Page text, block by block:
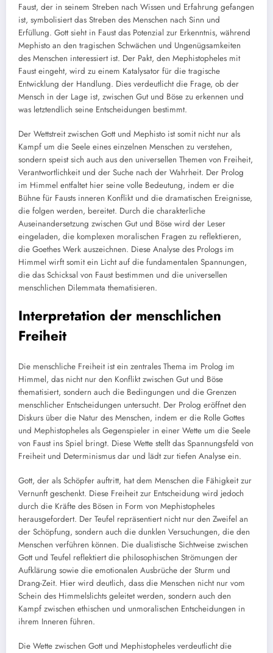
Faust, der in seinem Streben nach Wissen und Erfahrung gefangen
ist, symbolisiert das Streben des Menschen nach Sinn und
Erfüllung. Gott sieht in Faust das Potenzial zur Erkenntnis, während
Mephisto an den tragischen Schwächen und Ungenügsamkeiten
des Menschen interessiert ist. Der Pakt, den Mephistopheles mit
Faust eingeht, wird zu einem Katalysator für die tragische
Entwicklung der Handlung. Dies verdeutlicht die Frage, ob der
Mensch in der Lage ist, zwischen Gut und Böse zu erkennen und
was letztendlich seine Entscheidungen bestimmt.
Der Wettstreit zwischen Gott und Mephisto ist somit nicht nur als
Kampf um die Seele eines einzelnen Menschen zu verstehen,
sondern speist sich auch aus den universellen Themen von Freiheit,
Verantwortlichkeit und der Suche nach der Wahrheit. Der Prolog
im Himmel entfaltet hier seine volle Bedeutung, indem er die
Bühne für Fausts inneren Konflikt und die dramatischen Ereignisse,
die folgen werden, bereitet. Durch die charakterliche
Auseinandersetzung zwischen Gut und Böse wird der Leser
eingeladen, die komplexen moralischen Fragen zu reflektieren,
die Goethes Werk auszeichnen. Diese Analyse des Prologs im
Himmel wirft somit ein Licht auf die fundamentalen Spannungen,
die das Schicksal von Faust bestimmen und die universellen
menschlichen Dilemmata thematisieren.
Interpretation der menschlichen
Freiheit
Die menschliche Freiheit ist ein zentrales Thema im Prolog im
Himmel, das nicht nur den Konflikt zwischen Gut und Böse
thematisiert, sondern auch die Bedingungen und die Grenzen
menschlicher Entscheidungen untersucht. Der Prolog eröffnet den
Diskurs über die Natur des Menschen, indem er die Rolle Gottes
und Mephistopheles als Gegenspieler in einer Wette um die Seele
von Faust ins Spiel bringt. Diese Wette stellt das Spannungsfeld von
Freiheit und Determinismus dar und lädt zur tiefen Analyse ein.
Gott, der als Schöpfer auftritt, hat dem Menschen die Fähigkeit zur
Vernunft geschenkt. Diese Freiheit zur Entscheidung wird jedoch
durch die Kräfte des Bösen in Form von Mephistopheles
herausgefordert. Der Teufel repräsentiert nicht nur den Zweifel an
der Schöpfung, sondern auch die dunklen Versuchungen, die den
Menschen verführen können. Die dualistische Sichtweise zwischen
Gott und Teufel reflektiert die philosophischen Strömungen der
Aufklärung sowie die emotionalen Ausbrüche der Sturm und
Drang-Zeit. Hier wird deutlich, dass die Menschen nicht nur vom
Schein des Himmelslichts geleitet werden, sondern auch den
Kampf zwischen ethischen und unmoralischen Entscheidungen in
ihrem Inneren führen.
Die Wette zwischen Gott und Mephistopheles verdeutlicht die